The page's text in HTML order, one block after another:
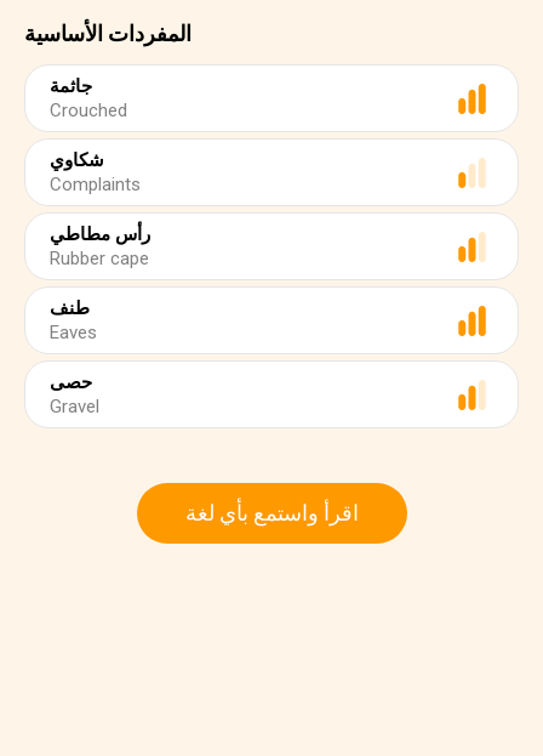
المفردات الأساسية
جاثمة
Crouched
شكاوي
Complaints
رأس مطاطي
Rubber cape
طنف
Eaves
حصى
Gravel
اقرأ واستمع بأي لغة